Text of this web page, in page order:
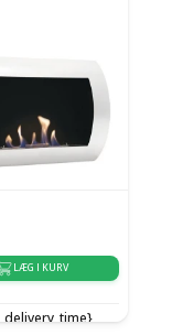
LÆG I KURV